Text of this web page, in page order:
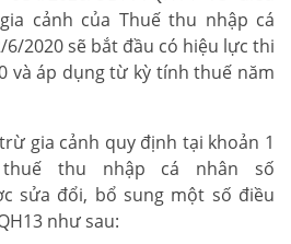
cảnh của Thuế thu nhập cá
2020 sẽ bắt đầu có hiệu lực thi
và áp dụng từ kỳ tính thuế năm
gia cảnh quy định tại khoản 1
thu nhập cá nhân số
sửa đổi, bổ sung một số điều
như sau: